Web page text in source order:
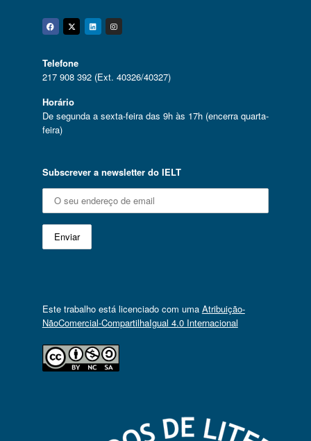
Facebook
Twitter
Linkedin
Instagram
Telefone
217 908 392 (Ext. 40326/40327)
Horário
De segunda a sexta-feira das 9h às 17h (encerra quarta-
feira)
Subscrever a newsletter do IELT
Este trabalho está licenciado com uma Atribuição-
NãoComercial-CompartilhaIgual 4.0 Internacional